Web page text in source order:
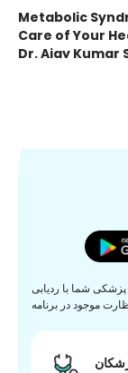
Metabolic
Care of Your
Dr. Ajay Kumar
پزشکی شما با ردیابی